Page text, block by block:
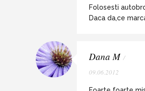
Folosesti
Daca da,ce
Dana M /
09.06.2012